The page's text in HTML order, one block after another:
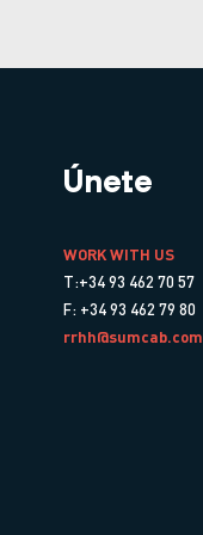
Únete
WORK WITH US
T:+34 93 462 70 57
F: +34 93 462 79 80
rrhh@sumcab.com